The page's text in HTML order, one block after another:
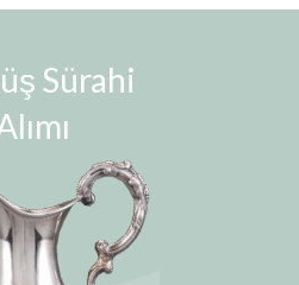
Sürahi